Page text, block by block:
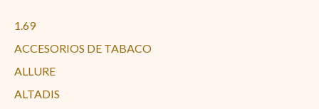
1.69
ACCESORIOS DE TABACO
ALLURE
ALTADIS